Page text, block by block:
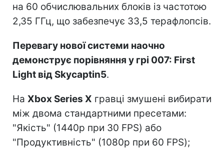
на 60 обчислювальних блоків із частотою
2,35 ГГц, що забезпечує 33,5 терафлопсів.
Перевагу нової системи наочно
демонструє порівняння у грі 007: First
Light від Skycaptin5.
На Xbox Series X гравці змушені вибирати
між двома стандартними пресетами:
"Якість" (1440p при 30 FPS) або
"Продуктивність" (1080p при 60 FPS);